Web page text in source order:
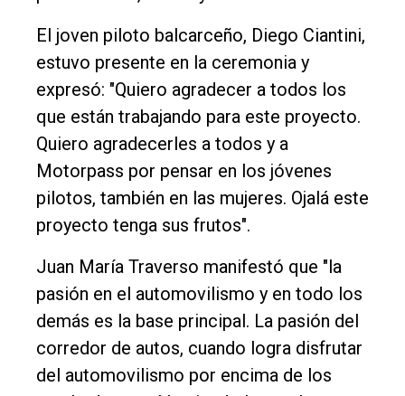
El joven piloto balcarceño, Diego Ciantini,
estuvo presente en la ceremonia y
expresó: "Quiero agradecer a todos los
que están trabajando para este proyecto.
Quiero agradecerles a todos y a
Motorpass por pensar en los jóvenes
pilotos, también en las mujeres. Ojalá este
proyecto tenga sus frutos".
Juan María Traverso manifestó que "la
pasión en el automovilismo y en todo los
demás es la base principal. La pasión del
corredor de autos, cuando logra disfrutar
del automovilismo por encima de los